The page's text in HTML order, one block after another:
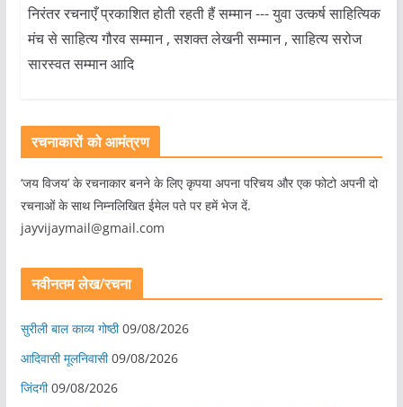
निरंतर रचनाएँ प्रकाशित होती रहती हैं सम्मान --- युवा उत्कर्ष साहित्यिक
मंच से साहित्य गौरव सम्मान , सशक्त लेखनी सम्मान , साहित्य सरोज
सारस्वत सम्मान आदि
रचनाकारों को आमंत्रण
‘जय विजय’ के रचनाकार बनने के लिए कृपया अपना परिचय और एक फोटो अपनी दो
रचनाओं के साथ निम्नलिखित ईमेल पते पर हमें भेज दें.
jayvijaymail@gmail.com
नवीनतम लेख/रचना
सुरीली बाल काव्य गोष्ठी 09/08/2026
आदिवासी मूलनिवासी 09/08/2026
जिंदगी 09/08/2026